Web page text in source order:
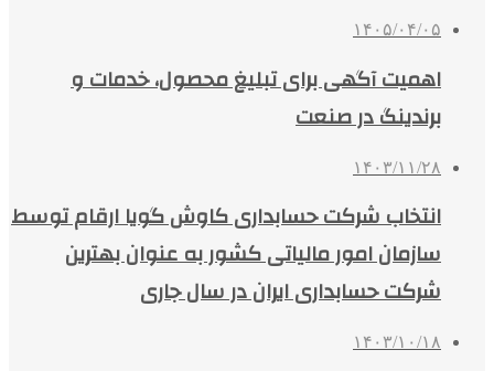
۱۴۰۵/۰۴/۰۵
اهمیت آگهی برای تبلیغ محصول، خدمات و
برندینگ در صنعت
۱۴۰۳/۱۱/۲۸
انتخاب شرکت حسابداری کاوش گویا ارقام توسط
سازمان امور مالیاتی کشور به عنوان بهترین
شرکت حسابداری ایران در سال جاری
۱۴۰۳/۱۰/۱۸